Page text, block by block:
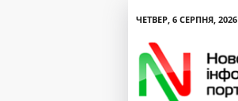
ЧЕТВЕР, 6 СЕРПНЯ, 2026